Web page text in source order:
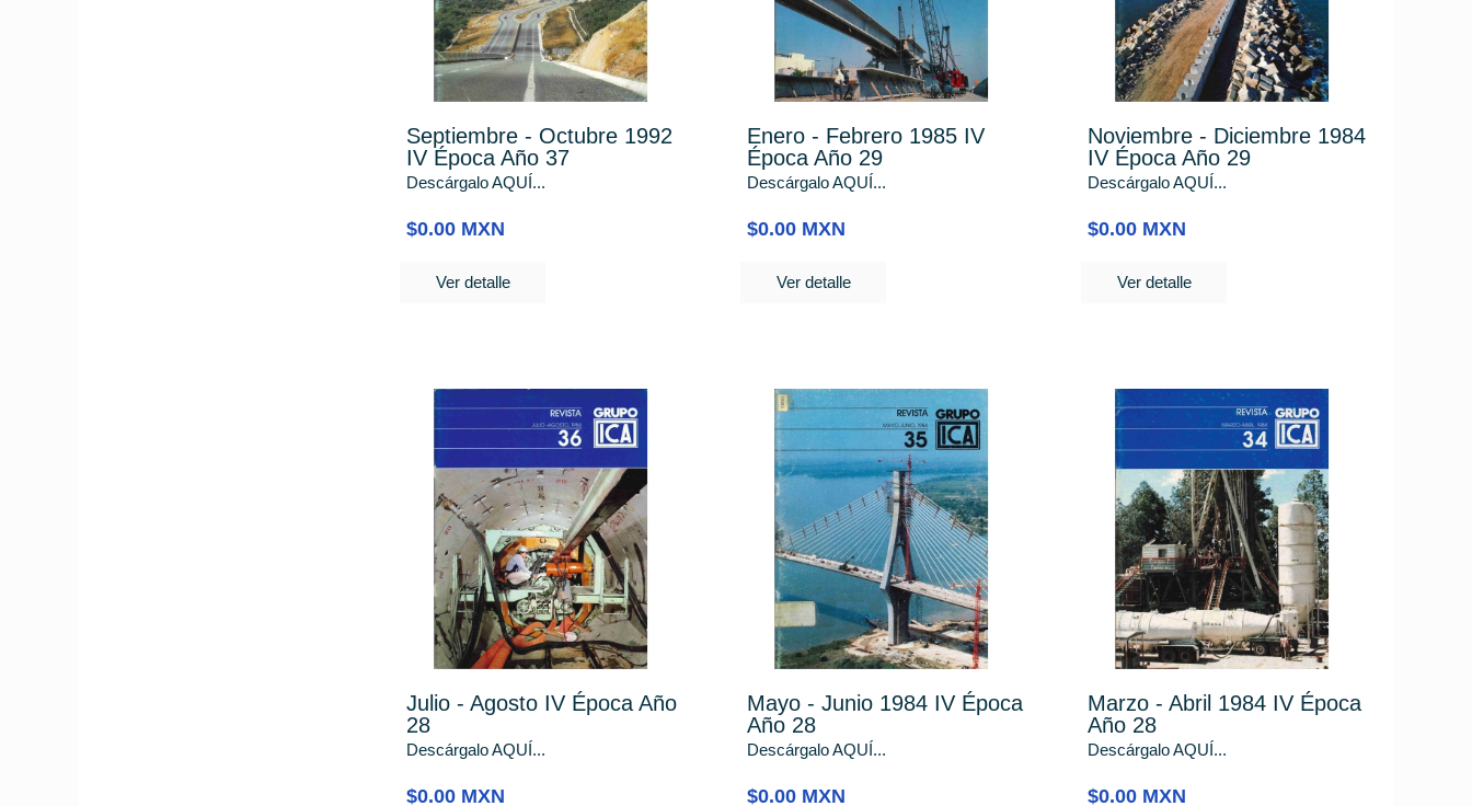
Septiembre - Octubre 1992
IV Época Año 37
Descárgalo AQUÍ...
$0.00 MXN
Ver detalle
Enero - Febrero 1985 IV
Época Año 29
Descárgalo AQUÍ...
$0.00 MXN
Ver detalle
Noviembre - Diciembre 1984
IV Época Año 29
Descárgalo AQUÍ...
$0.00 MXN
Ver detalle
Julio - Agosto IV Época Año
28
Descárgalo AQUÍ...
$0.00 MXN
Mayo - Junio 1984 IV Época
Año 28
Descárgalo AQUÍ...
$0.00 MXN
Marzo - Abril 1984 IV Época
Año 28
Descárgalo AQUÍ...
$0.00 MXN